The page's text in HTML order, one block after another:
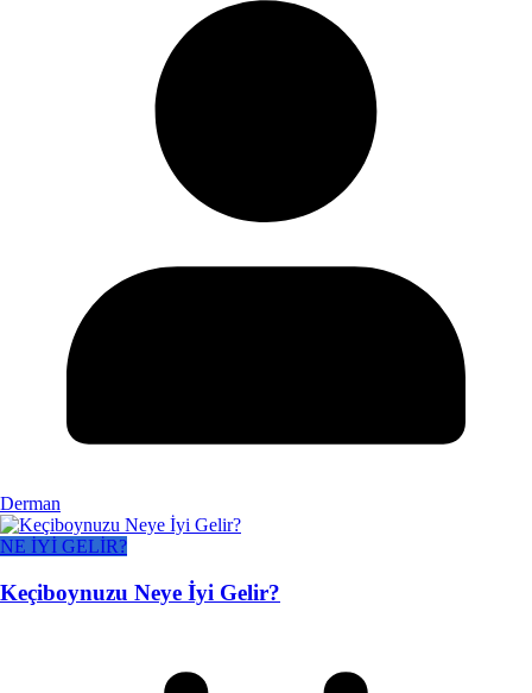
Derman
NE İYİ GELİR?
Keçiboynuzu Neye İyi Gelir?